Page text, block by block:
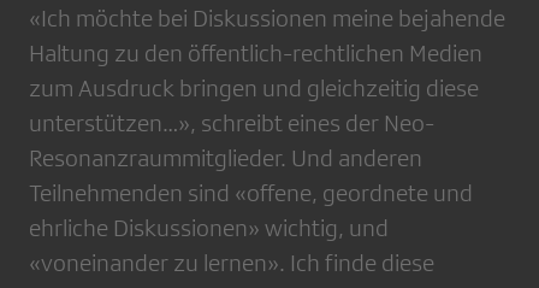
«Ich möchte bei Diskussionen meine bejahende
Haltung zu den öffentlich-rechtlichen Medien
zum Ausdruck bringen und gleichzeitig diese
unterstützen…», schreibt eines der Neo-
Resonanzraummitglieder. Und anderen
Teilnehmenden sind «offene, geordnete und
ehrliche Diskussionen» wichtig, und
«voneinander zu lernen». Ich finde diese